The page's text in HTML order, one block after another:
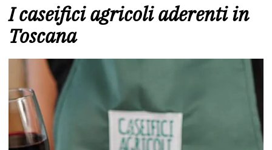
I caseifici agricoli aderenti in
Toscana